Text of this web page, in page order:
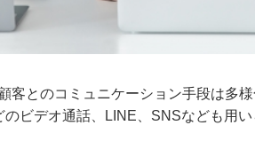
客とのコミュニケーション手段は多
のビデオ通話、LINE、SNSなども用い